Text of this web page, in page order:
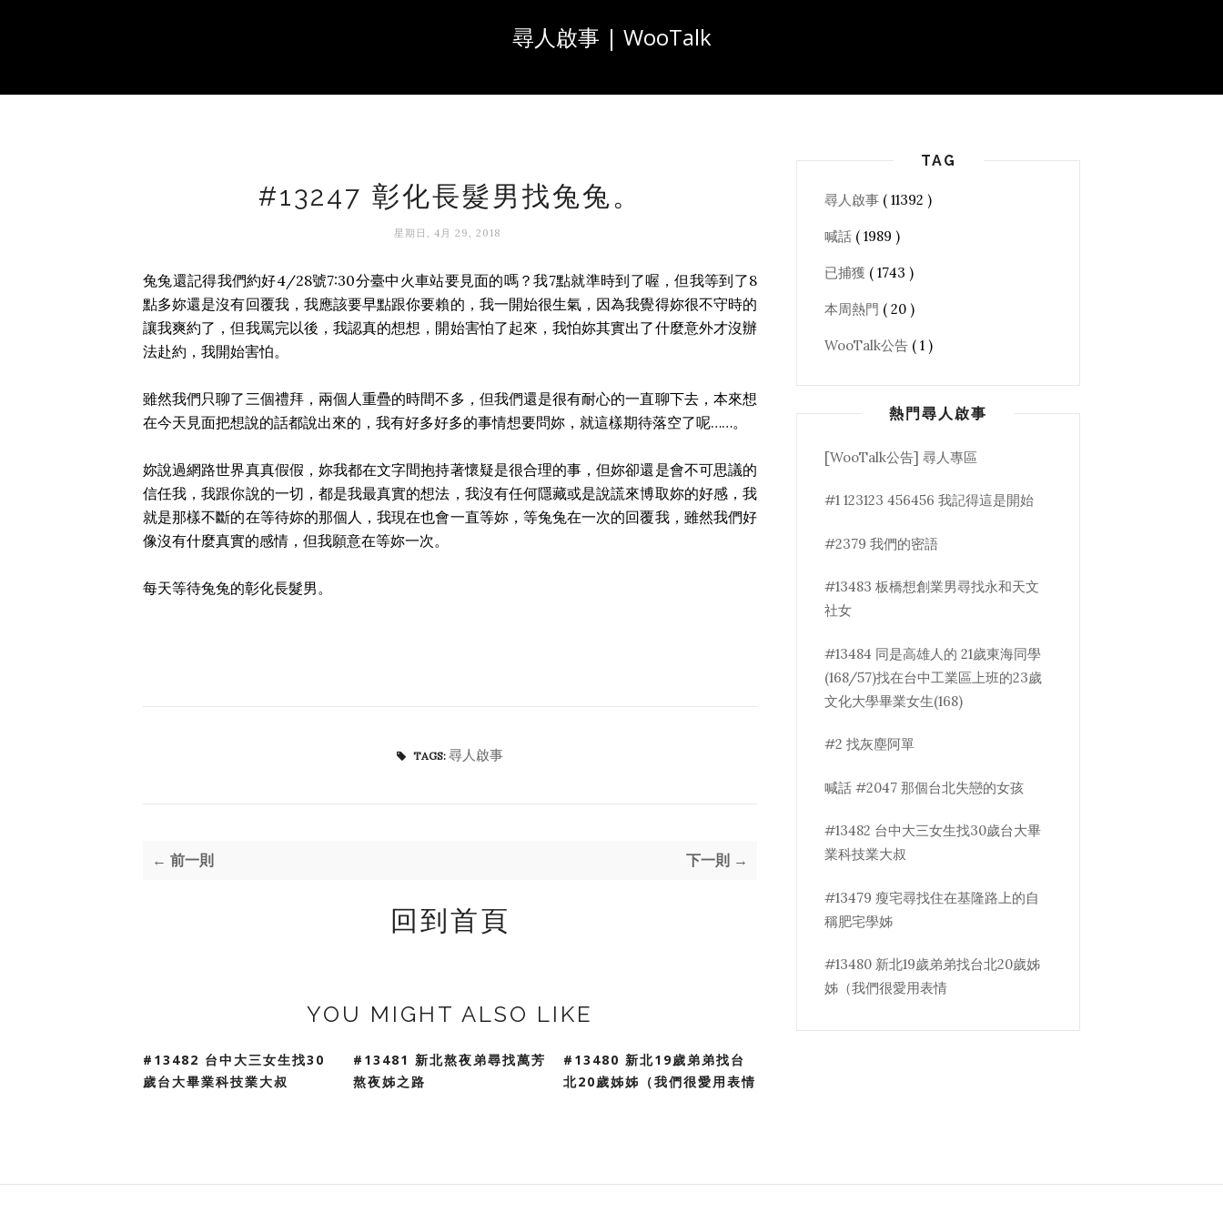
尋人啟事 | WooTalk
#13247 彰化長髮男找兔兔。
星期日, 4月 29, 2018
兔兔還記得我們約好4/28號7:30分臺中火車站要見面的嗎？我7點就準時到了喔，但我等到了8
點多妳還是沒有回覆我，我應該要早點跟你要賴的，我一開始很生氣，因為我覺得妳很不守時的
讓我爽約了，但我罵完以後，我認真的想想，開始害怕了起來，我怕妳其實出了什麼意外才沒辦
法赴約，我開始害怕。
雖然我們只聊了三個禮拜，兩個人重疊的時間不多，但我們還是很有耐心的一直聊下去，本來想
在今天見面把想說的話都說出來的，我有好多好多的事情想要問妳，就這樣期待落空了呢……。
妳說過網路世界真真假假，妳我都在文字間抱持著懷疑是很合理的事，但妳卻還是會不可思議的
信任我，我跟你說的一切，都是我最真實的想法，我沒有任何隱藏或是說謊來博取妳的好感，我
就是那樣不斷的在等待妳的那個人，我現在也會一直等妳，等兔兔在一次的回覆我，雖然我們好
像沒有什麼真實的感情，但我願意在等妳一次。
每天等待兔兔的彰化長髮男。
TAGS: 尋人啟事
← 前一則 下一則 →
回到首頁
YOU MIGHT ALSO LIKE
#13482 台中大三女生找30
歲台大畢業科技業大叔
#13481 新北熬夜弟尋找萬芳
熬夜姊之路
#13480 新北19歲弟弟找台
北20歲姊姊（我們很愛用表情
TAG
尋人啟事 ( 11392 )
喊話 ( 1989 )
已捕獲 ( 1743 )
本周熱門 ( 20 )
WooTalk公告 ( 1 )
熱門尋人啟事
[WooTalk公告] 尋人專區
#1 123123 456456 我記得這是開始
#2379 我們的密語
#13483 板橋想創業男尋找永和天文
社女
#13484 同是高雄人的 21歲東海同學
(168/57)找在台中工業區上班的23歲
文化大學畢業女生(168)
#2 找灰塵阿單
喊話 #2047 那個台北失戀的女孩
#13482 台中大三女生找30歲台大畢
業科技業大叔
#13479 瘦宅尋找住在基隆路上的自
稱肥宅學姊
#13480 新北19歲弟弟找台北20歲姊
姊（我們很愛用表情